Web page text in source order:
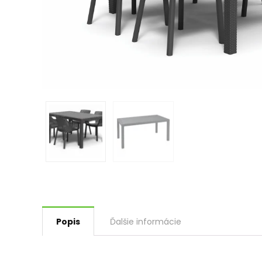
Popis Ďalšie informácie